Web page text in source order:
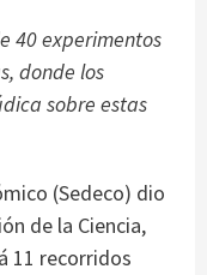
40 experimentos
donde los
sobre estas
(Sedeco) dio
de la Ciencia,
11 recorridos